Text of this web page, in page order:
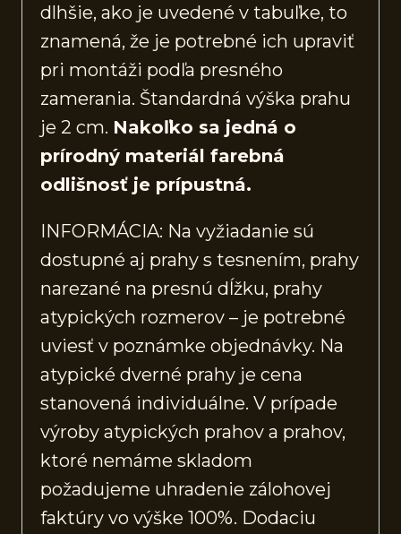
dlhšie, ako je uvedené v tabuľke, to
znamená, že je potrebné ich upraviť
pri montáži podľa presného
zamerania. Štandardná výška prahu
je 2 cm. Nakoľko sa jedná o
prírodný materiál farebná
odlišnosť je prípustná.
INFORMÁCIA: Na vyžiadanie sú
dostupné aj prahy s tesnením, prahy
narezané na presnú dĺžku, prahy
atypických rozmerov – je potrebné
uviesť v poznámke objednávky. Na
atypické dverné prahy je cena
stanovená individuálne. V prípade
výroby atypických prahov a prahov,
ktoré nemáme skladom
požadujeme uhradenie zálohovej
faktúry vo výške 100%. Dodaciu